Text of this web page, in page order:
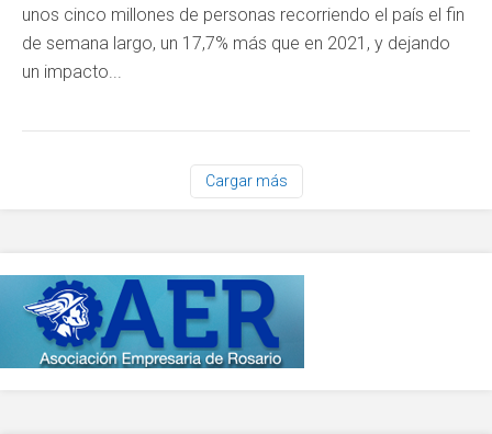
unos cinco millones de personas recorriendo el país el fin
de semana largo, un 17,7% más que en 2021, y dejando
un impacto...
Cargar más